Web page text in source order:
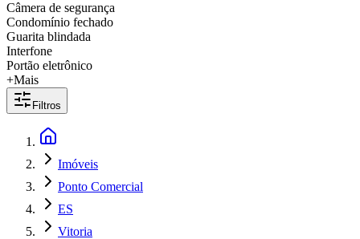
Câmera de segurança
Condomínio fechado
Guarita blindada
Interfone
Portão eletrônico
+Mais
Filtros
Imóveis
Ponto Comercial
ES
Vitoria